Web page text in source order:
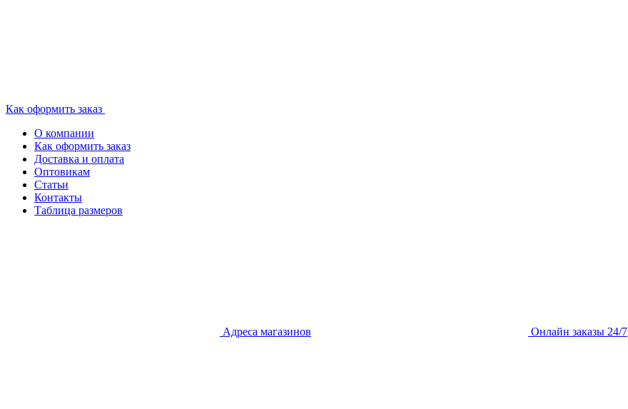
Как оформить заказ
О компании
Как оформить заказ
Доставка и оплата
Оптовикам
Статьи
Контакты
Таблица размеров
Адреса магазинов Онлайн заказы 24/7